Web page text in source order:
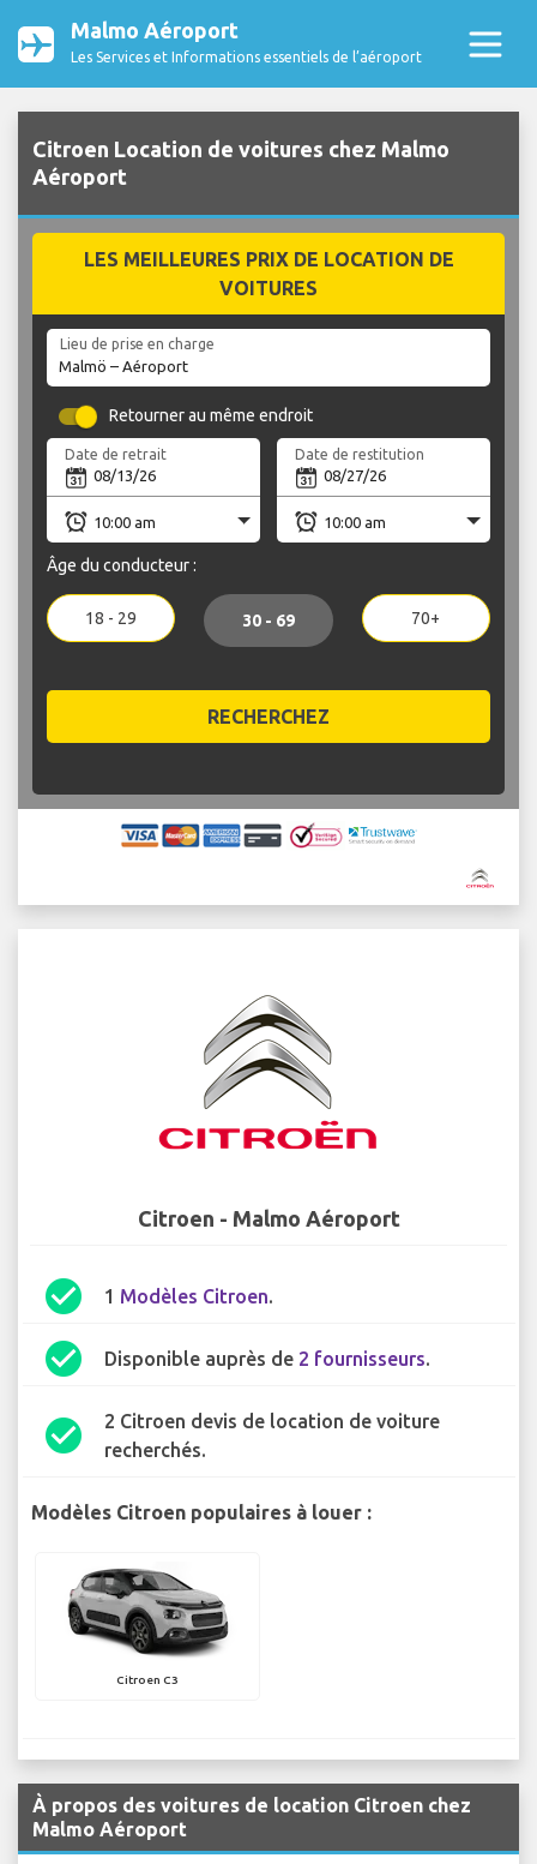
Malmo Aéroport
Les Services et Informations essentiels de l’aéroport
Citroen Location de voitures chez Malmo
Aéroport
LES MEILLEURES PRIX DE LOCATION DE
VOITURES
Lieu de prise en charge
Retourner au même endroit
Date de retrait Date de restitution
Âge du conducteur :
18 - 29 30 - 69 70+
RECHERCHEZ
Citroen - Malmo Aéroport
check_circle 1 Modèles Citroen.
check_circle Disponible auprès de 2 fournisseurs.
check_circle
2 Citroen devis de location de voiture
recherchés.
Modèles Citroen populaires à louer :
Citroen C3
À propos des voitures de location Citroen chez
Malmo Aéroport